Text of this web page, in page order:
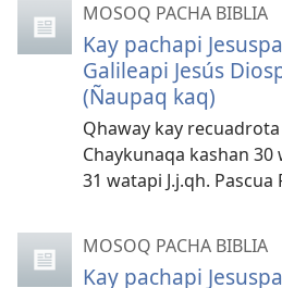
MOSOQ PACHA BIBLIA
Kay pachapi
Galileapi Jesús
(Ñaupaq kaq)
Qhaway kay
Chaykunaqa kashan 30
31 watapi J.j.qh. Pascua
MOSOQ PACHA BIBLIA
Kay pachapi